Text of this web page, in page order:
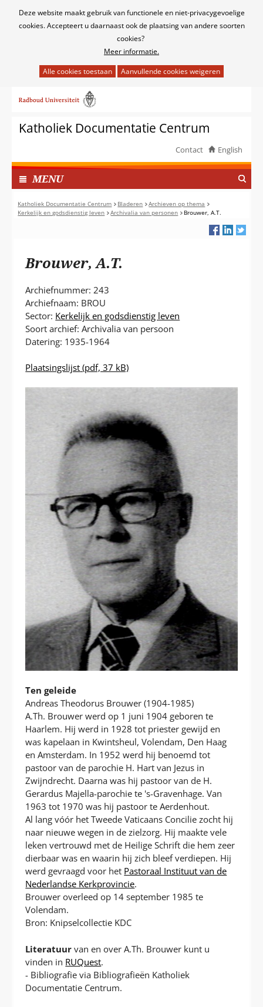
Cookies
Deze website maakt gebruik van functionele en niet-privacygevoelige
cookies. Accepteert u daarnaast ook de plaatsing van andere soorten
cookies?
Meer informatie.
het
van
cookies
deze
website
worden
toegestaan
of
naar
inhoudKatholiek Documentatie Centrum
Contact English
MENUI
N
G
E
P
Katholiek Documentatie Centrum Bladeren
Archieven op thema
Kerkelijk en godsdienstig leven
Archivalia van personen Brouwer, A.T.
Brouwer, A.T.
Archiefnummer: 243
Archiefnaam: BROU
Sector: Kerkelijk en godsdienstig leven
Soort archief: Archivalia van persoon
Datering: 1935-1964
Plaatsingslijst (pdf, 37 kB)
Ten geleide
Andreas Theodorus Brouwer (1904-1985)
A.Th. Brouwer werd op 1 juni 1904 geboren te
Haarlem. Hij werd in 1928 tot priester gewijd en
was kapelaan in Kwintsheul, Volendam, Den Haag
en Amsterdam. In 1952 werd hij benoemd tot
pastoor van de parochie H. Hart van Jezus in
Zwijndrecht. Daarna was hij pastoor van de H.
Gerardus Majella-parochie te 's-Gravenhage. Van
1963 tot 1970 was hij pastoor te Aerdenhout.
Al lang vóór het Tweede Vaticaans Concilie zocht hij
naar nieuwe wegen in de zielzorg. Hij maakte vele
leken vertrouwd met de Heilige Schrift die hem zeer
dierbaar was en waarin hij zich bleef verdiepen. Hij
werd gevraagd voor het Pastoraal Instituut van de
Nederlandse Kerkprovincie.
Brouwer overleed op 14 september 1985 te
Volendam.
Bron: Knipselcollectie KDC
Literatuur van en over A.Th. Brouwer kunt u
vinden in RUQuest.
- Bibliografie via Bibliografieën Katholiek
Documentatie Centrum.